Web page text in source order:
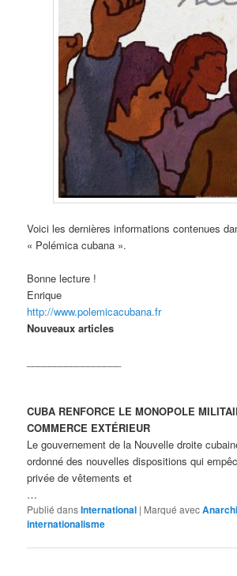
Voici les dernières informations contenues
« Polémica cubana ».
Bonne lecture !
Enrique
http://www.polemicacubana.fr
Nouveaux articles
CUBA RENFORCE LE MONOPOLE
COMMERCE EXTÉRIEUR
Le gouvernement de la Nouvelle droite
ordonné des nouvelles dispositions qui
privée de vêtements et
…
Publié dansInternational | Marqué avec
internationalisme